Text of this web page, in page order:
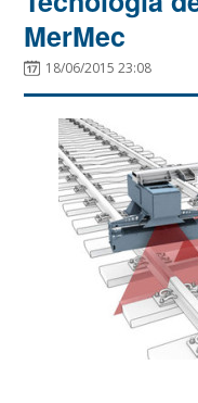
MerMec
18/06/2015 23:08